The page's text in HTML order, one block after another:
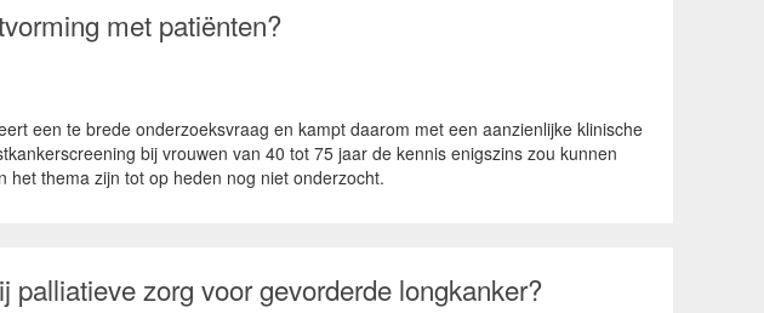
met patiënten?
een te brede onderzoeksvraag en kampt daarom met een aanzienlijke klinische
bij vrouwen van 40 tot 75 jaar de kennis enigszins zou kunnen
thema zijn tot op heden nog niet onderzocht.
zorg voor gevorderde longkanker?